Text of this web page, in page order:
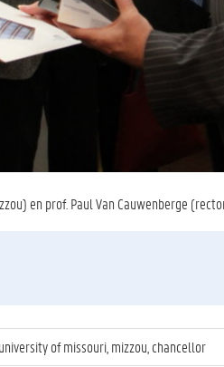
en prof. Paul Van Cauwenberge
of missouri, mizzou, chancellor